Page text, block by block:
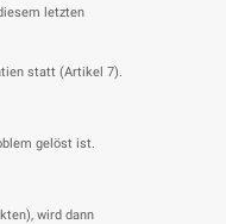
letzten
statt (Artikel 7).
gelöst ist.
wird dann